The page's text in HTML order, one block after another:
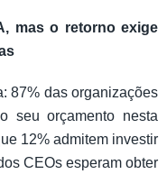
mas o retorno exige
87% das organizações
seu orçamento nesta
12% admitem investir
CEOs esperam obter